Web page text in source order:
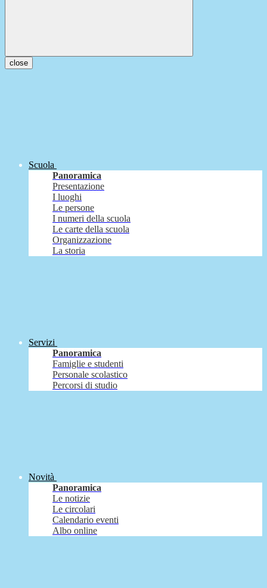
close
Scuola
Panoramica
Presentazione
I luoghi
Le persone
I numeri della scuola
Le carte della scuola
Organizzazione
La storia
Servizi
Panoramica
Famiglie e studenti
Personale scolastico
Percorsi di studio
Novità
Panoramica
Le notizie
Le circolari
Calendario eventi
Albo online